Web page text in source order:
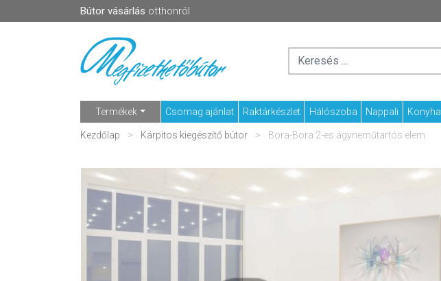
Bútor vásárlás otthonról
Termékek Csomag ajánlat Raktárkészlet Hálószoba Nappali Konyha
Kezdőlap Kárpitos kiegészítő bútor Bora-Bora 2-es ágyneműtartós elem